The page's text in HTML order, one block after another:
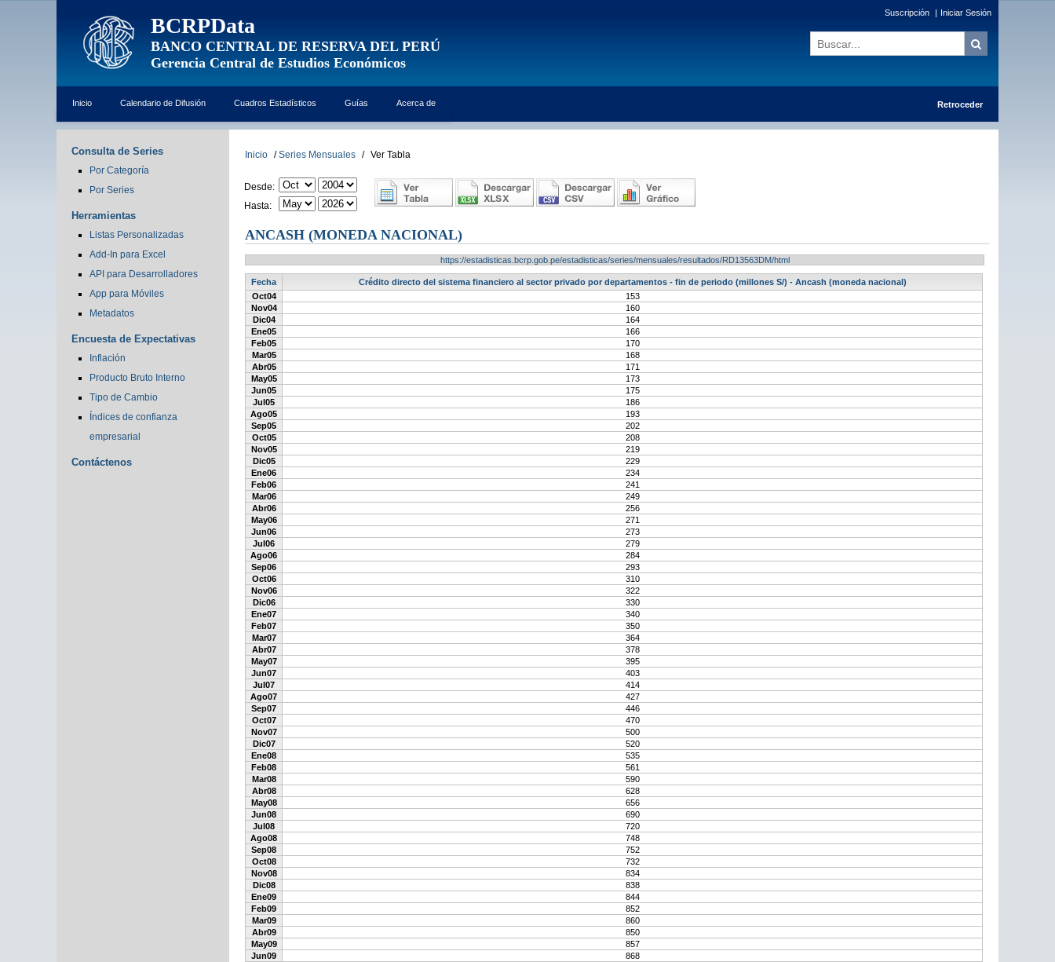
BCRPData
BANCO CENTRAL DE RESERVA DEL PERÚ
Gerencia Central de Estudios Económicos
Suscripción | Iniciar Sesión
Inicio Calendario de Difusión Cuadros Estadísticos Guías Acerca de Retroceder
Consulta de Series
Por Categoría
Por Series
Herramientas
Listas Personalizadas
Add-In para Excel
API para Desarrolladores
App para Móviles
Metadatos
Encuesta de Expectativas
Inflación
Producto Bruto Interno
Tipo de Cambio
Índices de confianza
empresarial
Contáctenos
Inicio / Series Mensuales / Ver Tabla
Desde:
Hasta:
ANCASH (MONEDA NACIONAL)
https://estadisticas.bcrp.gob.pe/estadisticas/series/mensuales/resultados/RD13563DM/html
Fecha
Crédito directo del sistema financiero al sector privado por departamentos - fin de periodo (millones S/) - Ancash (moneda nacional)
Oct04
153
Nov04
160
Dic04
164
Ene05
166
Feb05
170
Mar05
168
Abr05
171
May05
173
Jun05
175
Jul05
186
Ago05
193
Sep05
202
Oct05
208
Nov05
219
Dic05
229
Ene06
234
Feb06
241
Mar06
249
Abr06
256
May06
271
Jun06
273
Jul06
279
Ago06
284
Sep06
293
Oct06
310
Nov06
322
Dic06
330
Ene07
340
Feb07
350
Mar07
364
Abr07
378
May07
395
Jun07
403
Jul07
414
Ago07
427
Sep07
446
Oct07
470
Nov07
500
Dic07
520
Ene08
535
Feb08
561
Mar08
590
Abr08
628
May08
656
Jun08
690
Jul08
720
Ago08
748
Sep08
752
Oct08
732
Nov08
834
Dic08
838
Ene09
844
Feb09
852
Mar09
860
Abr09
850
May09
857
Jun09
868